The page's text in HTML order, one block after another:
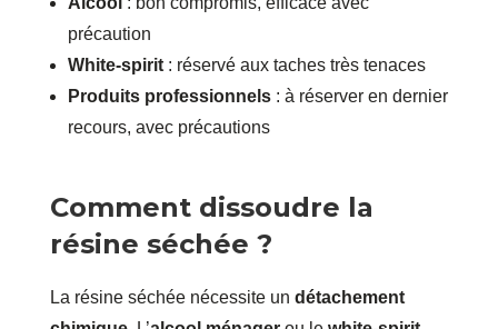
précaution
White‑spirit: réservé aux taches très tenaces
Produits professionnels: à réserver en dernier
recours, avec précautions
Comment dissoudre la
résine séchée ?
La résine séchée nécessite un détachement